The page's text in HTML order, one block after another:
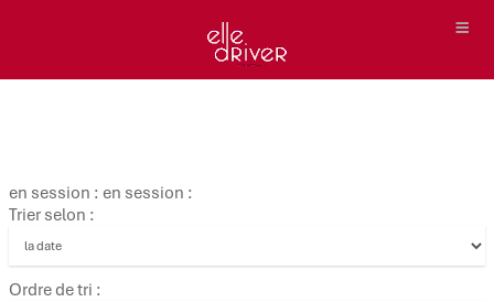
en session : en session :
Trier selon :
Ordre de tri :